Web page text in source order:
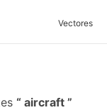
Vectores
aircraft